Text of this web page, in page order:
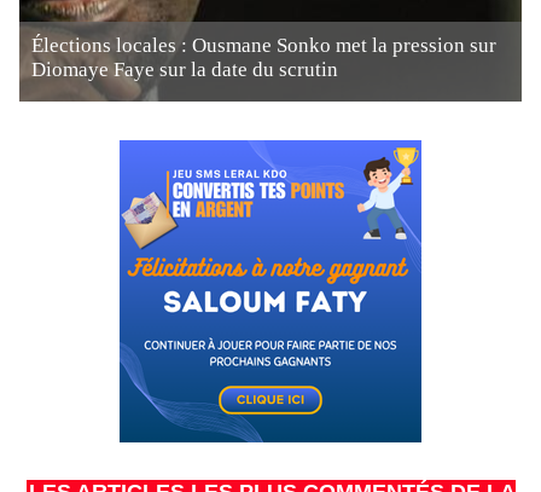
Élections locales : Ousmane Sonko met la pression sur
Diomaye Faye sur la date du scrutin